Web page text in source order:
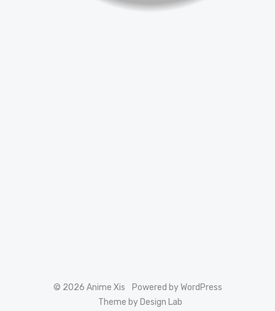
© 2026 Anime Xis
Powered by WordPress
Theme by Design Lab